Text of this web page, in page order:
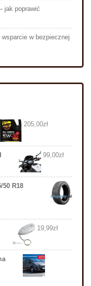
jak poprawić
w bezpiecznej
205,00zł
99,00zł
50 R18
19,99zł